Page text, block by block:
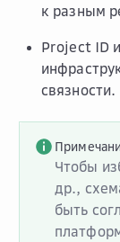
к разным
Project ID
связности.
Чтобы
др.,
быть